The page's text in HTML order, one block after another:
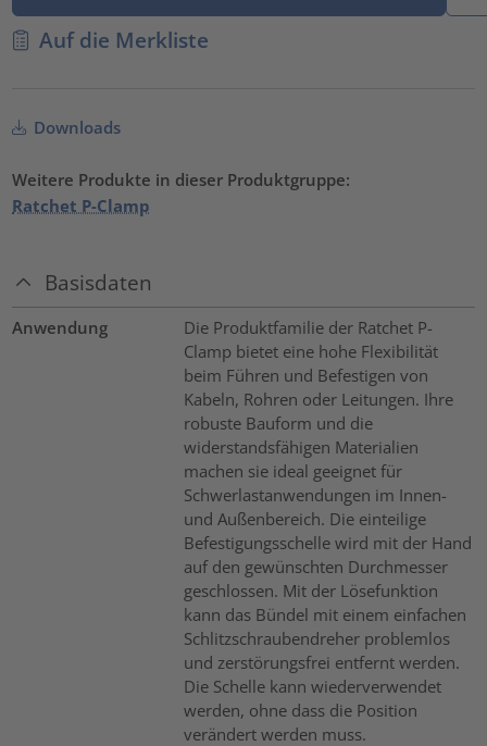
Auf die Merkliste
Downloads
Weitere Produkte in dieser Produktgruppe:
Ratchet P-Clamp
Basisdaten
Anwendung
Die Produktfamilie der Ratchet P-
Clamp bietet eine hohe Flexibilität
beim Führen und Befestigen von
Kabeln, Rohren oder Leitungen. Ihre
robuste Bauform und die
widerstandsfähigen Materialien
machen sie ideal geeignet für
Schwerlastanwendungen im Innen-
und Außenbereich. Die einteilige
Befestigungsschelle wird mit der Hand
auf den gewünschten Durchmesser
geschlossen. Mit der Lösefunktion
kann das Bündel mit einem einfachen
Schlitzschraubendreher problemlos
und zerstörungsfrei entfernt werden.
Die Schelle kann wiederverwendet
werden, ohne dass die Position
verändert werden muss.